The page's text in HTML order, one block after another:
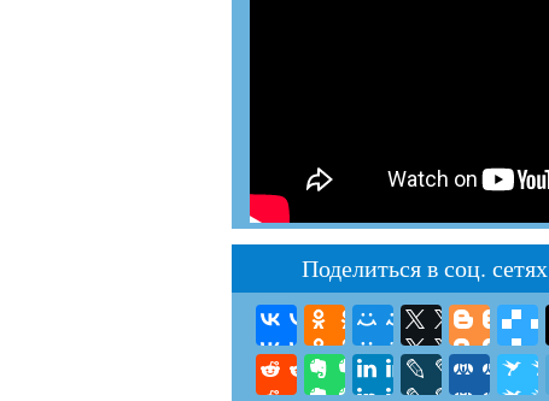
Поделиться в соц. сетях